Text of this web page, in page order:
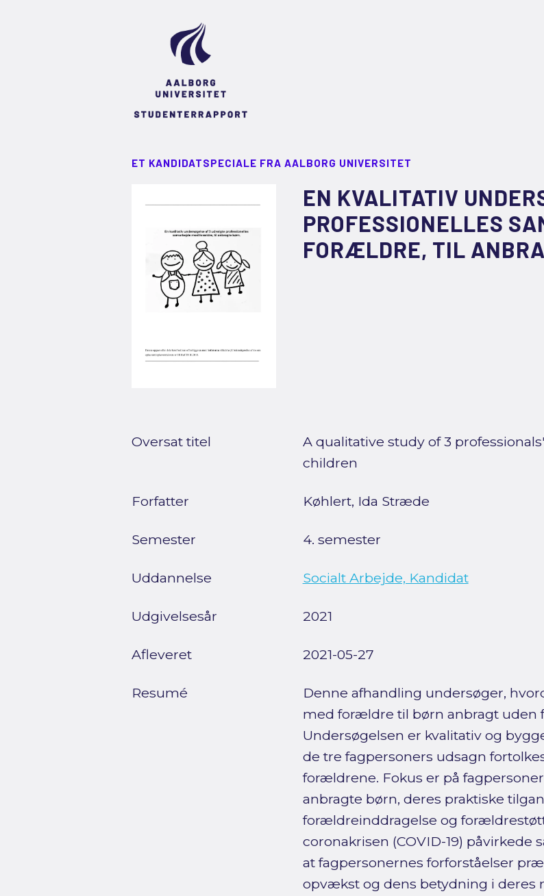
ET KANDIDATSPECIALE FRA AALBORG UNIVERSITET
EN KVALITATIV
PROFESSIONELLES
FORÆLDRE, TIL
Oversat titel
A qualitative study of 3
children
Forfatter Køhlert, Ida Stræde
Semester 4. semester
Uddannelse Socialt Arbejde, Kandidat
Udgivelsesår 2021
Afleveret 2021-05-27
Resumé
Denne afhandling undersøger,
med forældre til børn anbragt uden
Undersøgelsen er kvalitativ og
de tre fagpersoners udsagn
forældrene. Fokus er på
anbragte børn, deres praktiske
forældreinddragelse og
coronakrisen (COVID-19) påvirkede
at fagpersonernes forforståelser
opvækst og dens betydning i deres